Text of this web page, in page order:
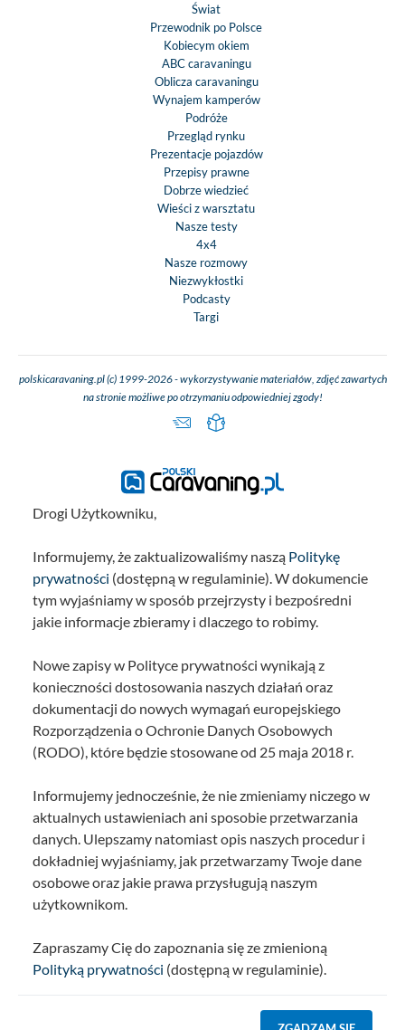
Świat
Przewodnik po Polsce
Kobiecym okiem
ABC caravaningu
Oblicza caravaningu
Wynajem kamperów
Podróże
Przegląd rynku
Prezentacje pojazdów
Przepisy prawne
Dobrze wiedzieć
Wieści z warsztatu
Nasze testy
4x4
Nasze rozmowy
Niezwykłostki
Podcasty
Targi
polskicaravaning.pl (c) 1999-2026 - wykorzystywanie materiałów, zdjęć zawartych
na stronie możliwe po otrzymaniu odpowiedniej zgody!
Drogi Użytkowniku,
Informujemy, że zaktualizowaliśmy naszą Politykę
prywatności (dostępną w regulaminie). W dokumencie
tym wyjaśniamy w sposób przejrzysty i bezpośredni
jakie informacje zbieramy i dlaczego to robimy.
Nowe zapisy w Polityce prywatności wynikają z
konieczności dostosowania naszych działań oraz
dokumentacji do nowych wymagań europejskiego
Rozporządzenia o Ochronie Danych Osobowych
(RODO), które będzie stosowane od 25 maja 2018 r.
Informujemy jednocześnie, że nie zmieniamy niczego w
aktualnych ustawieniach ani sposobie przetwarzania
danych. Ulepszamy natomiast opis naszych procedur i
dokładniej wyjaśniamy, jak przetwarzamy Twoje dane
osobowe oraz jakie prawa przysługują naszym
użytkownikom.
Zapraszamy Cię do zapoznania się ze zmienioną
Polityką prywatności (dostępną w regulaminie).